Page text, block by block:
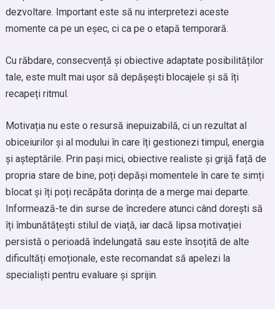
dezvoltare. Important este să nu interpretezi aceste
momente ca pe un eșec, ci ca pe o etapă temporară.
Cu răbdare, consecvență și obiective adaptate posibilităților
tale, este mult mai ușor să depășești blocajele și să îți
recapeți ritmul.
Motivația nu este o resursă inepuizabilă, ci un rezultat al
obiceiurilor și al modului în care îți gestionezi timpul, energia
și așteptările. Prin pași mici, obiective realiste și grijă față de
propria stare de bine, poți depăși momentele în care te simți
blocat și îți poți recăpăta dorința de a merge mai departe.
Informează-te din surse de încredere atunci când dorești să
îți îmbunătățești stilul de viață, iar dacă lipsa motivației
persistă o perioadă îndelungată sau este însoțită de alte
dificultăți emoționale, este recomandat să apelezi la
specialiști pentru evaluare și sprijin.